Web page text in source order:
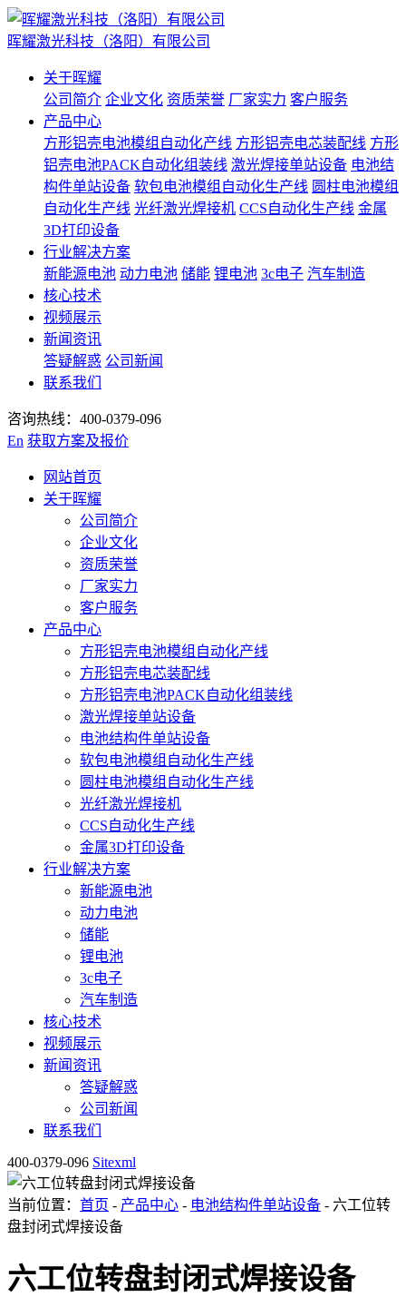
晖耀激光科技（洛阳）有限公司
关于晖耀
公司简介 企业文化 资质荣誉 厂家实力 客户服务
产品中心
方形铝壳电池模组自动化产线 方形铝壳电芯装配线 方形
铝壳电池PACK自动化组装线 激光焊接单站设备 电池结
构件单站设备 软包电池模组自动化生产线 圆柱电池模组
自动化生产线 光纤激光焊接机 CCS自动化生产线 金属
3D打印设备
行业解决方案
新能源电池 动力电池 储能 锂电池 3c电子 汽车制造
核心技术
视频展示
新闻资讯
答疑解惑 公司新闻
联系我们
咨询热线：400-0379-096
En 获取方案及报价
网站首页
关于晖耀
公司简介
企业文化
资质荣誉
厂家实力
客户服务
产品中心
方形铝壳电池模组自动化产线
方形铝壳电芯装配线
方形铝壳电池PACK自动化组装线
激光焊接单站设备
电池结构件单站设备
软包电池模组自动化生产线
圆柱电池模组自动化生产线
光纤激光焊接机
CCS自动化生产线
金属3D打印设备
行业解决方案
新能源电池
动力电池
储能
锂电池
3c电子
汽车制造
核心技术
视频展示
新闻资讯
答疑解惑
公司新闻
联系我们
400-0379-096 Sitexml
当前位置： 首页 - 产品中心 - 电池结构件单站设备 - 六工位转
盘封闭式焊接设备
六工位转盘封闭式焊接设备